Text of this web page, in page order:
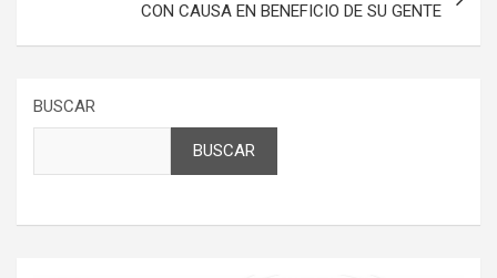
CON CAUSA EN BENEFICIO DE SU GENTE
BUSCAR
BUSCAR